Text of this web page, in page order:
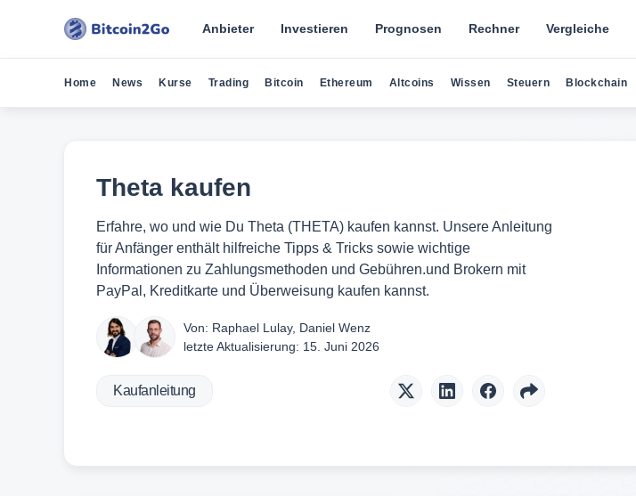
Anbieter Investieren Prognosen Rechner Vergleiche
Home News Kurse Trading Bitcoin Ethereum Altcoins Wissen Steuern Blockchain
Theta kaufen
Erfahre, wo und wie Du Theta (THETA) kaufen kannst. Unsere Anleitung
für Anfänger enthält hilfreiche Tipps & Tricks sowie wichtige
Informationen zu Zahlungsmethoden und Gebühren.und Brokern mit
PayPal, Kreditkarte und Überweisung kaufen kannst.
Von: Raphael Lulay, Daniel Wenz
letzte Aktualisierung: 15. Juni 2026
Kaufanleitung